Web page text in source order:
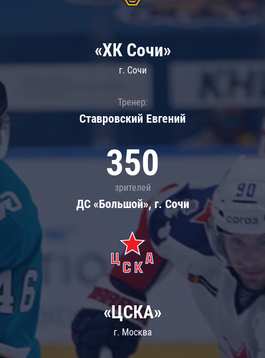
«ХК Сочи»
г. Сочи
Тренер:
Ставровский Евгений
350
зрителей
ДС «Большой», г. Сочи
«ЦСКА»
г. Москва